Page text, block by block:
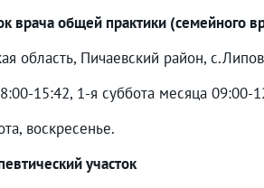
врача общей практики (семейного
область, Пичаевский район,
15:42, 1-я суббота месяца
воскресенье.
участок